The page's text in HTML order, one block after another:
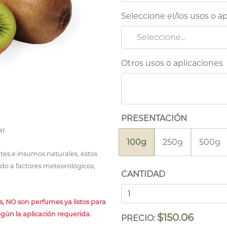
e insumos naturales, éstos
a factores meteorológicos,
NO son perfumes ya listos para
la aplicación requerida.
Seleccione el/los usos o
Seleccione...
Otros usos o aplicaciones
PRESENTACIÓN
100g 250g 500g
CANTIDAD
PRECIO: $150.06